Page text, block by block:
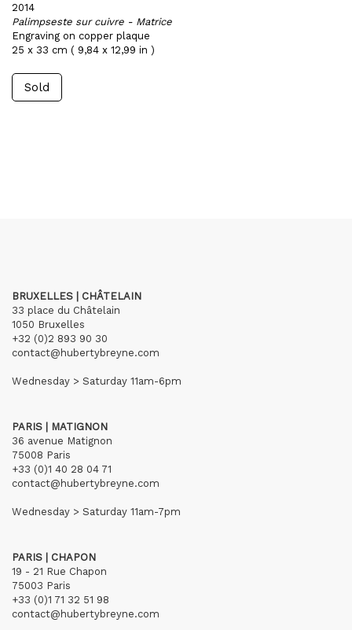
2014
Palimpseste sur cuivre - Matrice
Engraving on copper plaque
25 x 33 cm ( 9,84 x 12,99 in )
Sold
BRUXELLES | CHÂTELAIN
33 place du Châtelain
1050 Bruxelles
+32 (0)2 893 90 30
contact@hubertybreyne.com
Wednesday > Saturday 11am-6pm
PARIS | MATIGNON
36 avenue Matignon
75008 Paris
+33 (0)1 40 28 04 71
contact@hubertybreyne.com
Wednesday > Saturday 11am-7pm
PARIS | CHAPON
19 - 21 Rue Chapon
75003 Paris
+33 (0)1 71 32 51 98
contact@hubertybreyne.com